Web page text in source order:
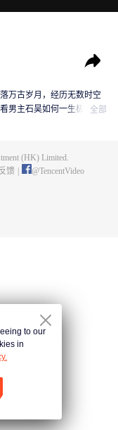
万古岁月，经历无数时空
男主石昊如何一生极致辉
全部
(HK) Limited.
馈 @TencentVideo
to our
in